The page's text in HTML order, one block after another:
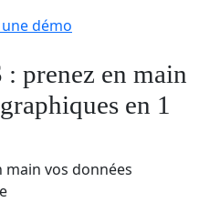
démo
prenez en main
en 1
main vos données